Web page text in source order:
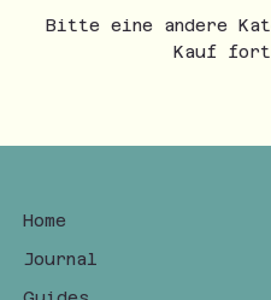
Bitte eine andere
Kauf
Home
Journal